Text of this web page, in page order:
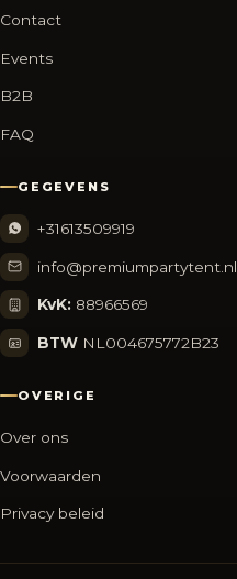
Contact
Events
B2B
FAQ
GEGEVENS
+31613509919
info@premiumpartytent.nl
KvK: 88966569
BTW NL004675772B23
OVERIGE
Over ons
Voorwaarden
Privacy beleid